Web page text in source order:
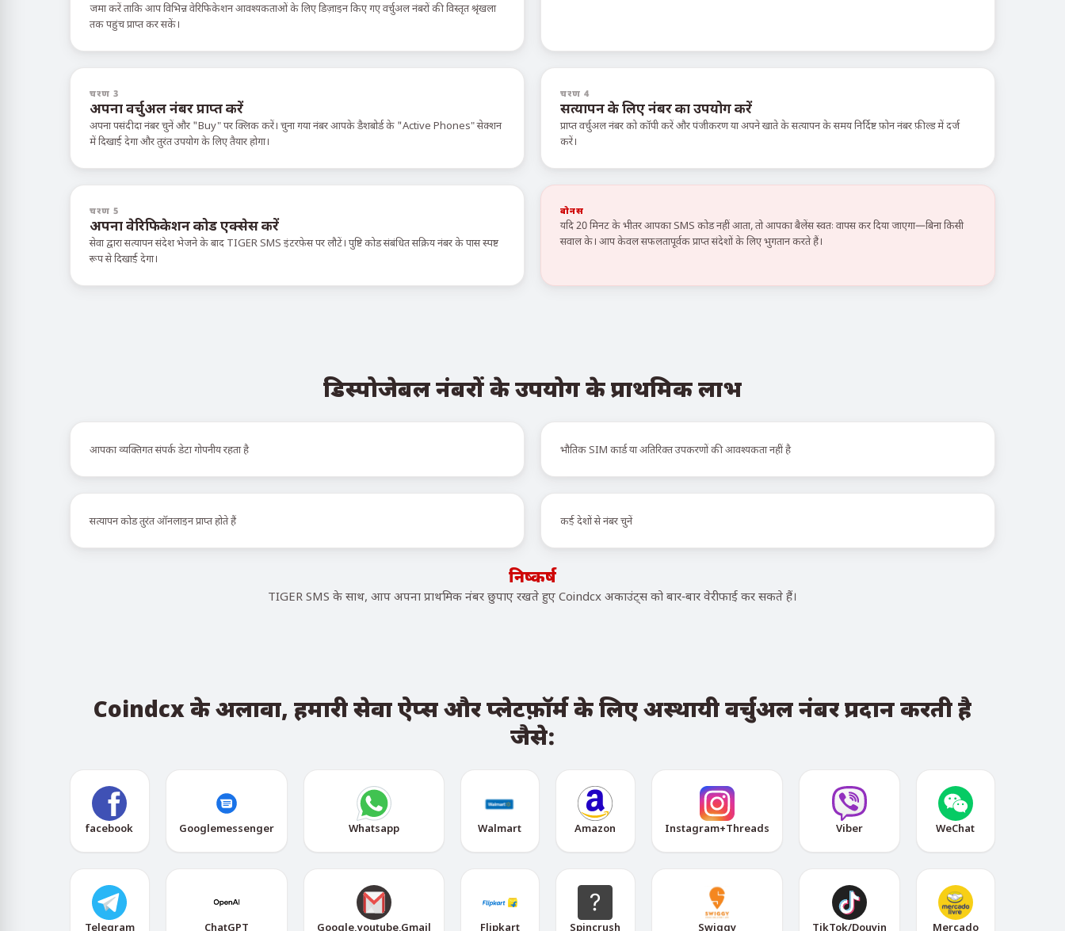
जमा करें ताकि आप विभिन्न वेरिफिकेशन आवश्यकताओं के लिए डिज़ाइन किए गए वर्चुअल नंबरों की विस्तृत श्रृंखला
तक पहुंच प्राप्त कर सकें।
चरण 3
अपना वर्चुअल नंबर प्राप्त करें
अपना पसंदीदा नंबर चुनें और "Buy" पर क्लिक करें। चुना गया नंबर आपके डैशबोर्ड के "Active Phones" सेक्शन
में दिखाई देगा और तुरंत उपयोग के लिए तैयार होगा।
चरण 4
सत्यापन के लिए नंबर का उपयोग करें
प्राप्त वर्चुअल नंबर को कॉपी करें और पंजीकरण या अपने खाते के सत्यापन के समय निर्दिष्ट फ़ोन नंबर फ़ील्ड में दर्ज
करें।
चरण 5
अपना वेरिफिकेशन कोड एक्सेस करें
सेवा द्वारा सत्यापन संदेश भेजने के बाद TIGER SMS इंटरफ़ेस पर लौटें। पुष्टि कोड संबंधित सक्रिय नंबर के पास स्पष्ट
रूप से दिखाई देगा।
बोनस
यदि 20 मिनट के भीतर आपका SMS कोड नहीं आता, तो आपका बैलेंस स्वतः वापस कर दिया जाएगा—बिना किसी
सवाल के। आप केवल सफलतापूर्वक प्राप्त संदेशों के लिए भुगतान करते हैं।
डिस्पोजेबल नंबरों के उपयोग के प्राथमिक लाभ
आपका व्यक्तिगत संपर्क डेटा गोपनीय रहता है भौतिक SIM कार्ड या अतिरिक्त उपकरणों की आवश्यकता नहीं है
सत्यापन कोड तुरंत ऑनलाइन प्राप्त होते हैं कई देशों से नंबर चुनें
निष्कर्ष
TIGER SMS के साथ, आप अपना प्राथमिक नंबर छुपाए रखते हुए Coindcx अकाउंट्स को बार-बार वेरीफाई कर सकते हैं।
Coindcx के अलावा, हमारी सेवा ऐप्स और प्लेटफ़ॉर्म के लिए अस्थायी वर्चुअल नंबर प्रदान करती है
जैसे:
facebook Googlemessenger Whatsapp Walmart Amazon Instagram+Threads Viber WeChat
Telegram ChatGPT Google,youtube,Gmail Flipkart Spincrush Swiggy TikTok/Douyin Mercado